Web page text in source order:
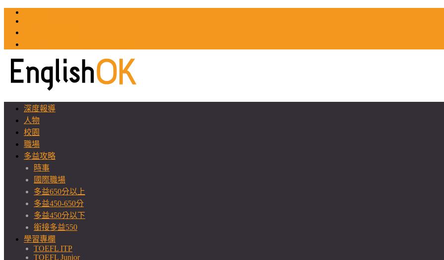
深度報導
人物
校園
職場
多益攻略
時事
國際職場
多益650分以上
多益450-650分
多益450分以下
銜接多益550
學習專欄
TOEFL ITP
TOEFL Junior